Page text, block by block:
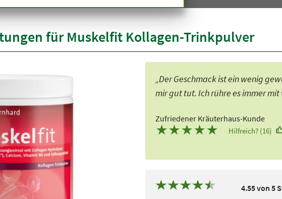
für Muskelfit Kollagen-Trinkpulver
„Der Geschmack ist ein wenig
mir gut tut. Ich rühre es immer mit
Zufriedener Kräuterhaus-Kunde
★★★★★ Hilfreich? (16)
4.55 von 5